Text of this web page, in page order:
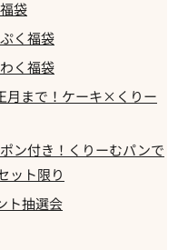
袋
く福袋
く福袋
月まで！ケーキ×くりー
ン付き！くりーむパンで
ット限り
ト抽選会